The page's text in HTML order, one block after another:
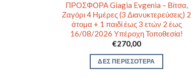
ΠΡΟΣΦΟΡΑ Giagia Evgenia – Βίτσα,
Ζαγόρι 4 Ημέρες (3 Διανυκτερεύσεις) 2
άτομα + 1 παιδί έως 3 ετών 2 έως
16/08/2026 Υπέροχη Τοποθεσία!
€270,00
ΔΕΣ ΠΕΡΙΣΣΟΤΕΡΑ